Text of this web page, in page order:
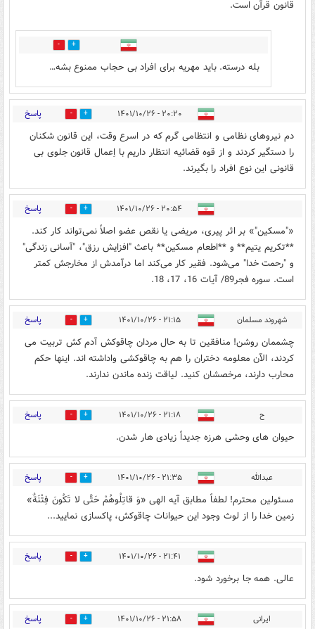
قانون قرآن است.
1
بله درسته. باید مهریه برای افراد بی حجاب ممنوع بشه…
۲۰:۲۰ - ۱۴۰۱/۱۰/۲۶ 26 پاسخ
دم نیروهای نظامی و انتظامی گرم که در اسرع وقت، این قانون شکنان
را دستگیر کردند و از قوه قضائیه انتظار داریم با اِعمال قانون جلوی بی
قانونی این نوع افراد را بگیرند.
۲۰:۵۴ - ۱۴۰۱/۱۰/۲۶ 6 پاسخ
«"مسکین"» بر اثر پیری، مریضی یا نقص عضو اصلاً نمی‌تواند کار کند.
**تکریم یتیم** و **اطعام مسکین** باعث "افزایش رزق"، "آسانی زندگی"
و "رحمت خدا" می‌شود. فقیر کار می‌کند اما درآمدش از مخارجش کمتر
است. سوره فجر89/ آیات 16، 17، 18.
شهروند مسلمان ۲۱:۱۵ - ۱۴۰۱/۱۰/۲۶ 29 پاسخ
چشممان روشن! منافقین تا به حال مردان چاقوکش آدم کش تربیت می
کردند، الآن معلومه دختران را هم به چاقوکشی واداشته اند. اینها حکم
محارب دارند، مرخصشان کنید. لیاقت زنده ماندن ندارند.
ح ۲۱:۱۸ - ۱۴۰۱/۱۰/۲۶ 20 پاسخ
حیوان های وحشی هرزه جدیداً زیادی هار شدن.
عبدالله ۲۱:۳۵ - ۱۴۰۱/۱۰/۲۶ 14 پاسخ
مسئولین محترم! لطفاً مطابق آیه الهی «وَ قاتِلُوهُمْ حَتَّى لا تَكُونَ فِتْنَةٌ»
زمین خدا را از لوث وجود این حیوانات چاقوکش، پاکسازی نمایید...
۲۱:۴۱ - ۱۴۰۱/۱۰/۲۶ 17 پاسخ
عالی. همه جا برخورد شود.
ایرانی ۲۱:۵۸ - ۱۴۰۱/۱۰/۲۶ 14 پاسخ